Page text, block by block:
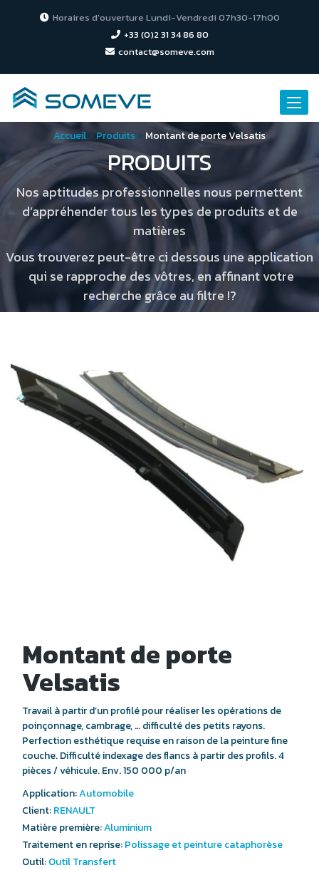
Horaires d'ouverture Lundi-Vendredi 07h30-17h00
+33 (0)2 31 34 86 80
contact@someve.com
Toggle
Accueil>Produits>Montant de porte Velsatis
PRODUITS
Nos aptitudes professionnelles nous permettent
d’appréhender tous les types de produits et de
matières
Vous trouverez peut-être ci dessous une application
qui se rapproche des vôtres, en affinant votre
recherche grâce au filtre !?
Montant de porte
Velsatis
Travail à partir d’un profilé pour réaliser les opérations de
poinçonnage, cambrage, … difficulté des petits rayons.
Perfection esthétique requise en raison de la peinture fine
couche. Difficulté indexage des flancs à partir des profils. 4
pièces / véhicule. Env. 150 000 p/an
Application:Automobile
Client:RENAULT
Matière première:Aluminium
Traitement en reprise:Polissage et peinture cataphorèse
Outil:Outil Transfert